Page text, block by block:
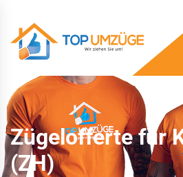
Zügelofferte für
(ZH)